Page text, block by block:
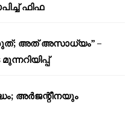
ഫിഫ
അത് അസാധ്യം” –
അർജന്റീനയും